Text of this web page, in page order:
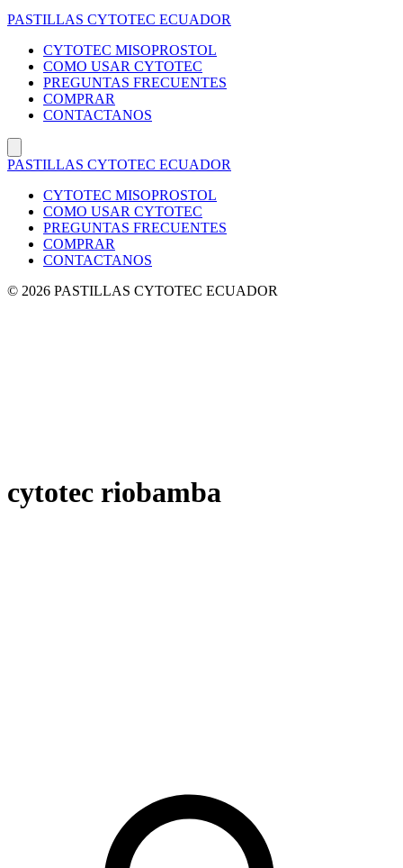
Saltar
al
contenido
PASTILLAS CYTOTEC ECUADOR
CYTOTEC MISOPROSTOL
COMO USAR CYTOTEC
PREGUNTAS FRECUENTES
COMPRAR
CONTACTANOS
PASTILLAS CYTOTEC ECUADOR
CYTOTEC MISOPROSTOL
COMO USAR CYTOTEC
PREGUNTAS FRECUENTES
COMPRAR
CONTACTANOS
© 2026 PASTILLAS CYTOTEC ECUADOR
cytotec riobamba